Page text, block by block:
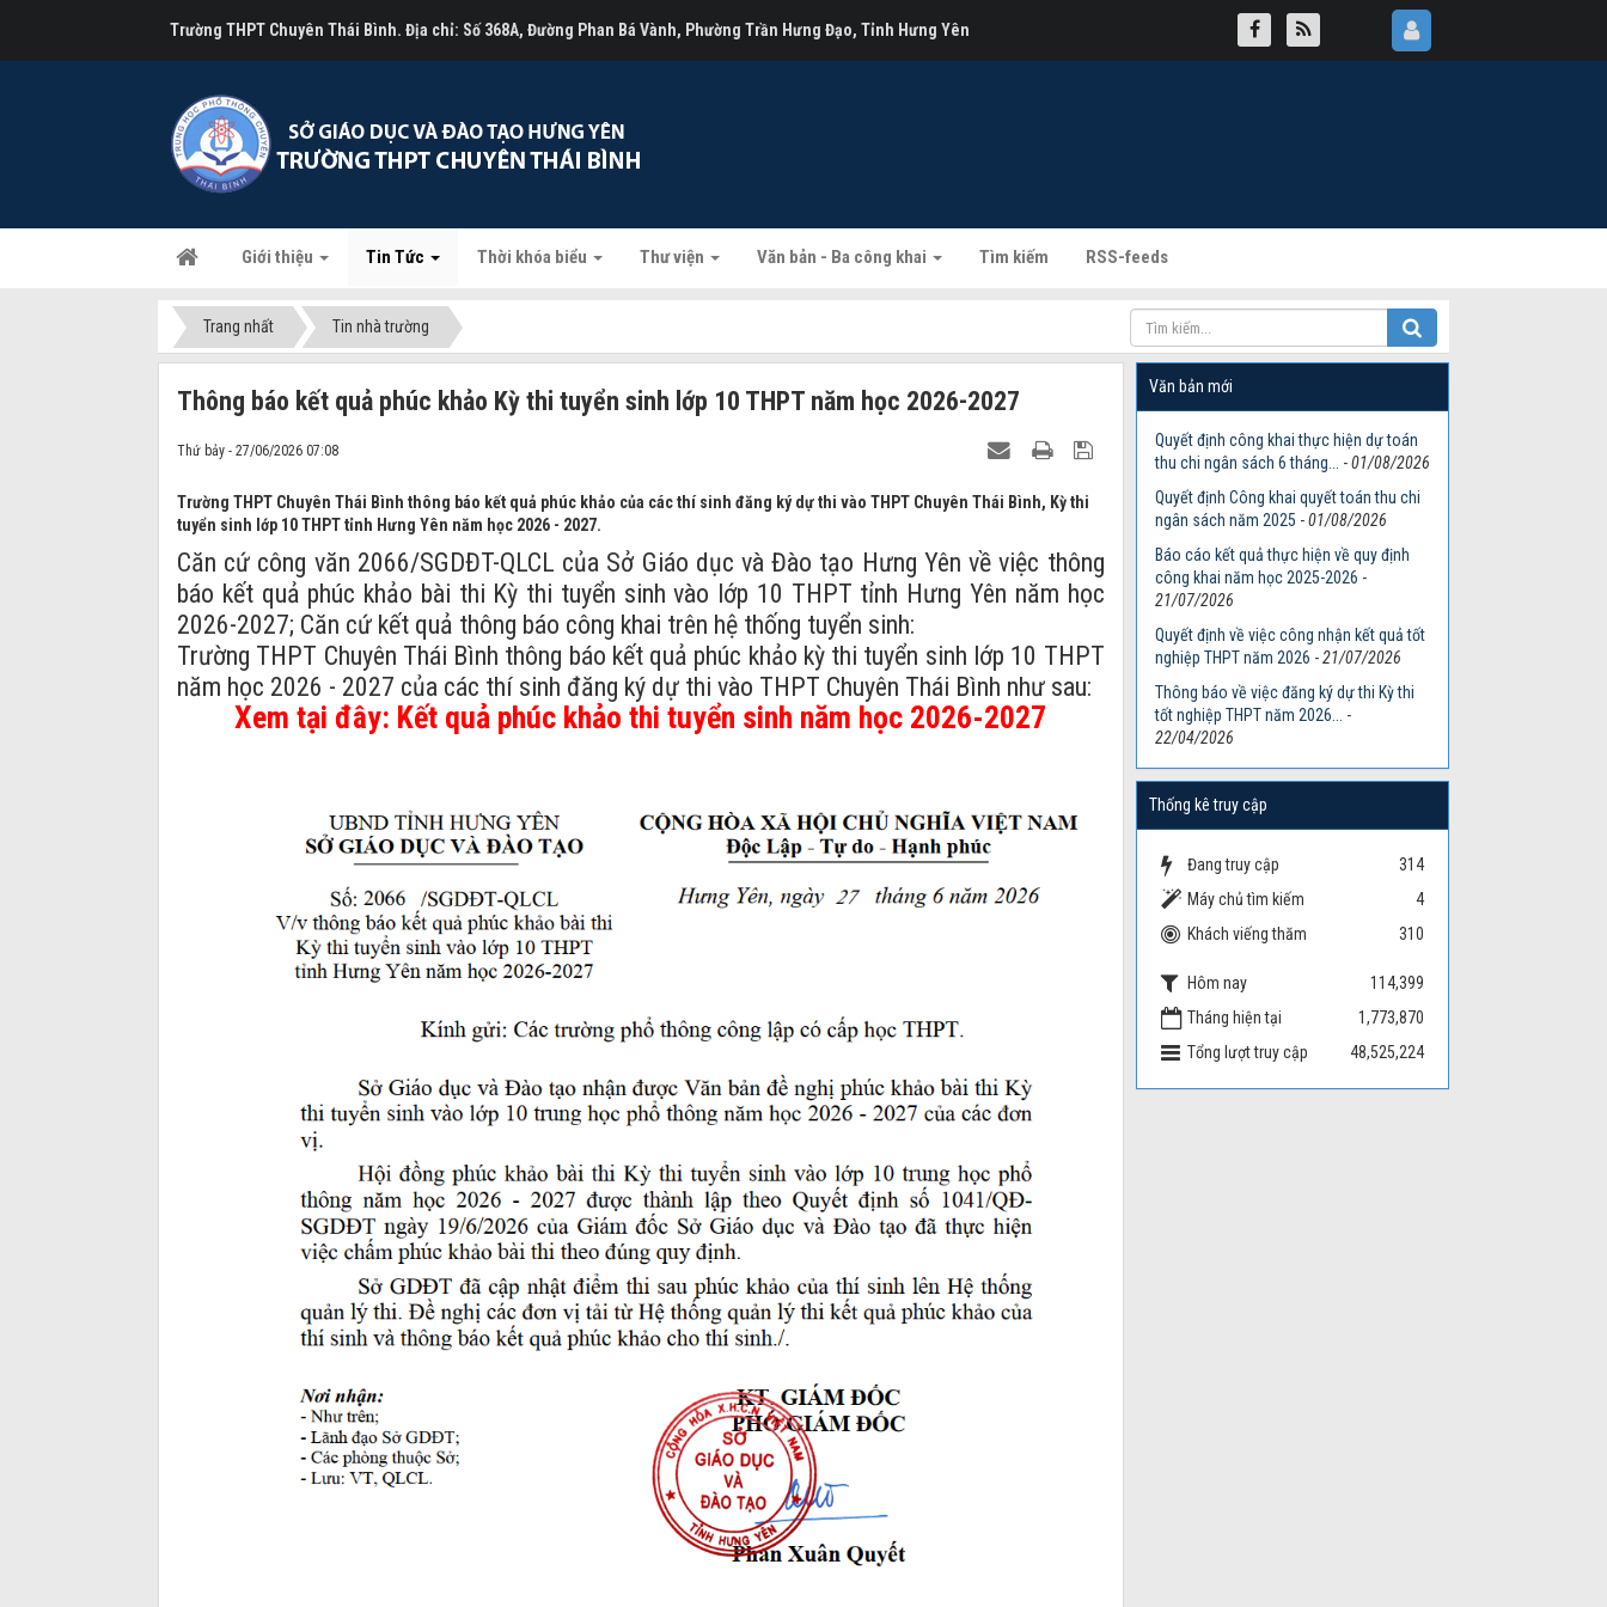
Giới thiệu Tin Tức Thời khóa biểu Thư viện Văn bản - Ba công khai Tìm kiếm RSS-feeds
Trường THPT Chuyên Thái Bình. Địa chỉ: Số 368A, Đường Phan Bá Vành, Phường Trần Hưng Đạo, Tỉnh Hưng Yên
Trang nhất Tin nhà trường
Thông báo kết quả phúc khảo Kỳ thi tuyển sinh lớp 10 THPT năm học 2026-2027
Thứ bảy - 27/06/2026 07:08
Trường THPT Chuyên Thái Bình thông báo kết quả phúc khảo của các thí sinh đăng ký dự thi vào THPT Chuyên Thái Bình, Kỳ thi
tuyển sinh lớp 10 THPT tỉnh Hưng Yên năm học 2026 - 2027.
Căn cứ công văn 2066/SGDĐT-QLCL của Sở Giáo dục và Đào tạo Hưng Yên về việc thông
báo kết quả phúc khảo bài thi Kỳ thi tuyển sinh vào lớp 10 THPT tỉnh Hưng Yên năm học
2026-2027; Căn cứ kết quả thông báo công khai trên hệ thống tuyển sinh:
Trường THPT Chuyên Thái Bình thông báo kết quả phúc khảo kỳ thi tuyển sinh lớp 10 THPT
năm học 2026 - 2027 của các thí sinh đăng ký dự thi vào THPT Chuyên Thái Bình như sau:
Xem tại đây: Kết quả phúc khảo thi tuyển sinh năm học 2026-2027
Văn bản mới
Quyết định công khai thực hiện dự toán
thu chi ngân sách 6 tháng...
-01/08/2026
Quyết định Công khai quyết toán thu chi
ngân sách năm 2025 -01/08/2026
Báo cáo kết quả thực hiện về quy định
công khai năm học 2025-2026 -
21/07/2026
Quyết định về việc công nhận kết quả tốt
nghiệp THPT năm 2026 -21/07/2026
Thông báo về việc đăng ký dự thi Kỳ thi
tốt nghiệp THPT năm 2026...
-
22/04/2026
Thống kê truy cập
Đang truy cập
314
Máy chủ tìm kiếm
4
Khách viếng thăm
310
Hôm nay
114,399
Tháng hiện tại
1,773,870
Tổng lượt truy cập
48,525,224